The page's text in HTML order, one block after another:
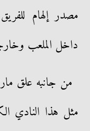
مصدر إلهام
داخل الملعب
من جانبه علق
مثل هذا النادي